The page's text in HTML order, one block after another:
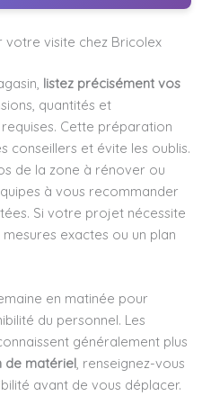
votre visite chez Bricolex
listez précisément vos
quantités et
Cette préparation
conseillers et évite les oublis.
de la zone à rénover ou
à vous recommander
Si votre projet nécessite
exactes ou un plan
en matinée pour
du personnel. Les
généralement plus
de matériel, renseignez-vous
avant de vous déplacer.